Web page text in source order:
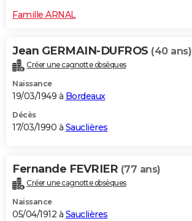
Famille ARNAL
Jean GERMAIN-DUFROS (40 ans)
Créer une cagnotte obsèques
Naissance
19/03/1949 à Bordeaux
Décès
17/03/1990 à Sauclières
Fernande FEVRIER (77 ans)
Créer une cagnotte obsèques
Naissance
05/04/1912 à Sauclières